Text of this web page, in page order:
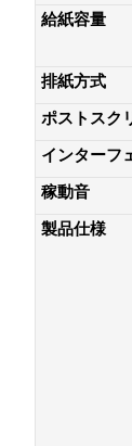
給紙容量
排紙方式
ポストスク
インターフ
稼動音
製品仕様